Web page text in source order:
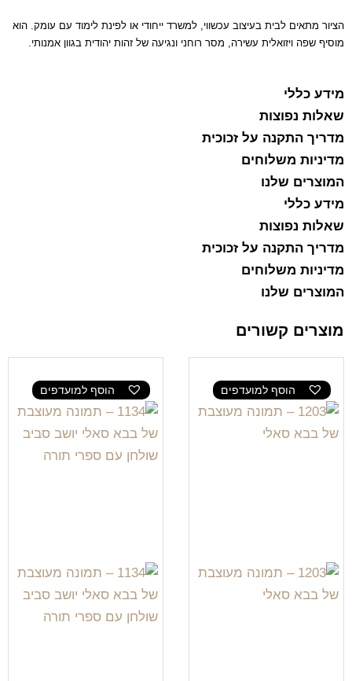
הציור מתאים לבית בעיצוב עכשווי, למשרד ייחודי או לפינת לימוד עם עומק. הוא
מוסיף שפה ויזואלית עשירה, מסר רוחני ונגיעה של זהות יהודית בגוון אמנותי.
מידע כללי
שאלות נפוצות
מדריך התקנה על זכוכית
מדיניות משלוחים
המוצרים שלנו
מידע כללי
שאלות נפוצות
מדריך התקנה על זכוכית
מדיניות משלוחים
המוצרים שלנו
מוצרים קשורים
הוסף למועדפים הוסף למועדפים